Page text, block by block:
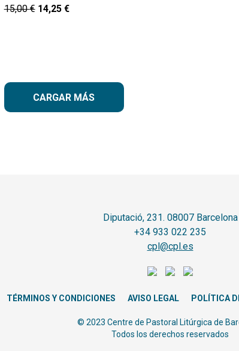
15,00€ 14,25 €
CARGAR MÁS
Diputació, 231. 08007 Barcelona
+34 933 022 235
cpl@cpl.es
TÉRMINOS Y CONDICIONES AVISO LEGAL POLÍTICA
© 2023 Centre de Pastoral Litúrgica de
Todos los derechos reservados